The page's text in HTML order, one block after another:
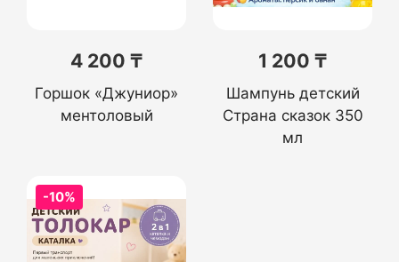
4 200 ₸
Горшок «Джуниор»
ментоловый
1 200 ₸
Шампунь детский
Страна сказок 350
мл
-10%